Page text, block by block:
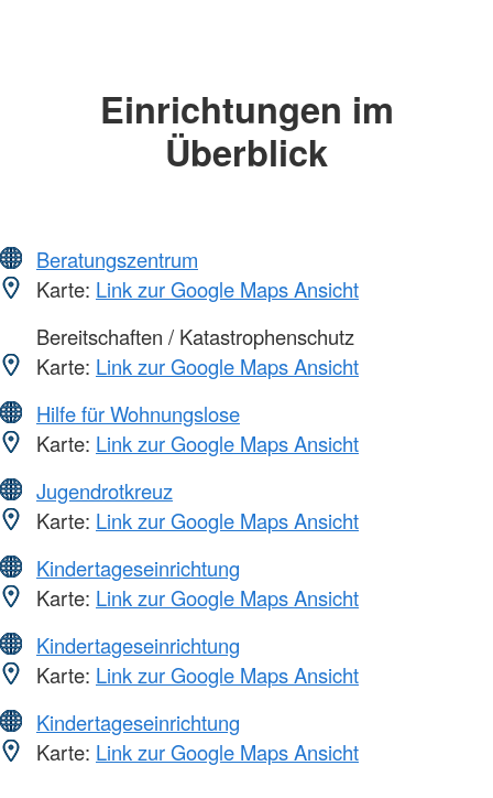
Einrichtungen im
Überblick
Beratungszentrum
Karte: Link zur Google Maps Ansicht
Bereitschaften / Katastrophenschutz
Karte: Link zur Google Maps Ansicht
Hilfe für Wohnungslose
Karte: Link zur Google Maps Ansicht
Jugendrotkreuz
Karte: Link zur Google Maps Ansicht
Kindertageseinrichtung
Karte: Link zur Google Maps Ansicht
Kindertageseinrichtung
Karte: Link zur Google Maps Ansicht
Kindertageseinrichtung
Karte: Link zur Google Maps Ansicht